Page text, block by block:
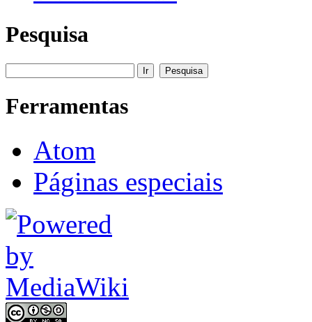
Pesquisa
Ferramentas
Atom
Páginas especiais